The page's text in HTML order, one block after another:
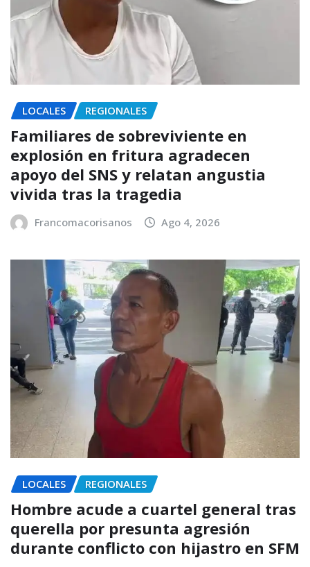
LOCALES REGIONALES
Familiares de sobreviviente en
explosión en fritura agradecen
apoyo del SNS y relatan angustia
vivida tras la tragedia
Francomacorisanos Ago 4, 2026
LOCALES REGIONALES
Hombre acude a cuartel general tras
querella por presunta agresión
durante conflicto con hijastro en SFM